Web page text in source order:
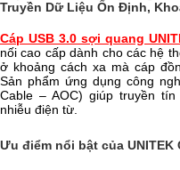
Truyền Dữ Liệu Ổn Định,
Cáp USB 3.0 sợi quang
nối cao cấp dành cho các hệ
ở khoảng cách xa mà cáp
Sản phẩm ứng dụng công
Cable – AOC) giúp truyền
nhiễu điện từ.
Ưu điểm nổi bật của UNITEK